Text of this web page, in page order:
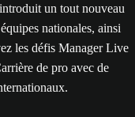
un tout nouveau
nationales, ainsi
les défis Manager Live
de pro avec de